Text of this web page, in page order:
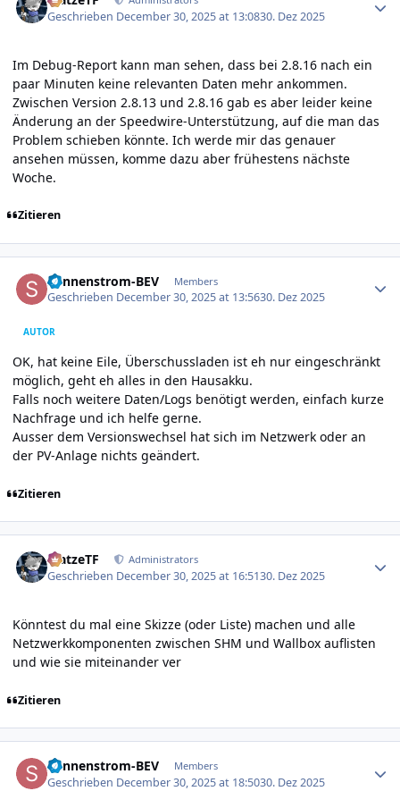
Geschrieben December 30, 2025 at 13:0830. Dez 2025
Im Debug-Report kann man sehen, dass bei 2.8.16 nach ein
paar Minuten keine relevanten Daten mehr ankommen.
Zwischen Version 2.8.13 und 2.8.16 gab es aber leider keine
Änderung an der Speedwire-Unterstützung, auf die man das
Problem schieben könnte. Ich werde mir das genauer
ansehen müssen, komme dazu aber frühestens nächste
Woche.
Zitieren
Sonnenstrom-BEV Members
Geschrieben December 30, 2025 at 13:5630. Dez 2025
AUTOR
OK, hat keine Eile, Überschussladen ist eh nur eingeschränkt
möglich, geht eh alles in den Hausakku.
Falls noch weitere Daten/Logs benötigt werden, einfach kurze
Nachfrage und ich helfe gerne.
Ausser dem Versionswechsel hat sich im Netzwerk oder an
der PV-Anlage nichts geändert.
Zitieren
MatzeTF Administrators
Geschrieben December 30, 2025 at 16:5130. Dez 2025
Könntest du mal eine Skizze (oder Liste) machen und alle
Netzwerkkomponenten zwischen SHM und Wallbox auflisten
und wie sie miteinander ver
Zitieren
Sonnenstrom-BEV Members
Geschrieben December 30, 2025 at 18:5030. Dez 2025